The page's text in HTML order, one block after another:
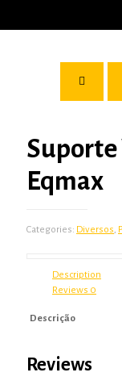
Suporte
Eqmax
Categories: Diversos,
Description
Reviews 0
Descrição
Reviews